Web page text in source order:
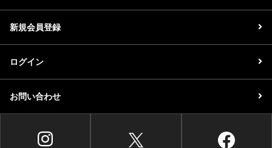
新規会員登録
ログイン
お問い合わせ